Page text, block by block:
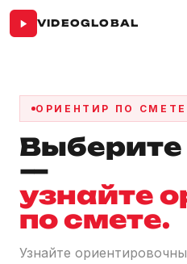
VIDEOGLOBAL
ОРИЕНТИР ПО СМЕТЕ
—
узнайте
по смете.
Узнайте